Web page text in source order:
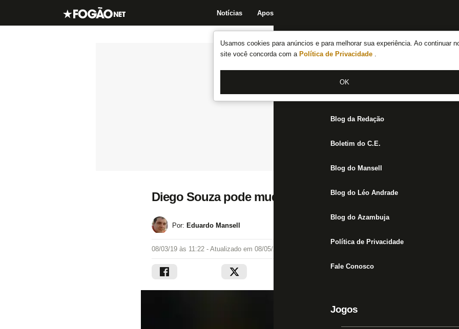
Usamos cookies para anúncios e para melhorar sua experiência. Ao continuar
site você concorda com a Política de Privacidade .
OK
Notícias Apostas
Notícias do Botafogo
Fórum
Jogos
Blog da Redação
Boletim do C.E.
Blog do Mansell
Blog do Léo Andrade
Blog do Azambuja
Política de Privacidade
Fale Conosco
Jogos
Diego Souza pode mudar o patamar do Botafogo
Por: Eduardo Mansell
08/03/19 às 11:22 - Atualizado em 08/05/24 às 10:44